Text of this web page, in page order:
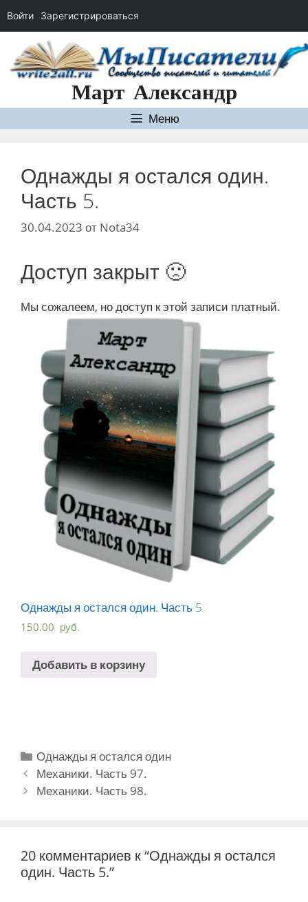
Перейти
содержимомуМарт Александр
Меню
Однажды я остался один.
Часть 5.
30.04.2023 от Nota34
Доступ закрыт 🙁
Мы сожалеем, но доступ к этой записи платный.
Однажды я остался один. Часть 5
150.00 руб.
Добавить в корзину
Рубрики
Однажды я остался один
Навигация
записи
Механики. Часть 97.
Механики. Часть 98.
20 комментариев к “Однажды я остался
один. Часть 5.”
Войти Зарегистрироваться